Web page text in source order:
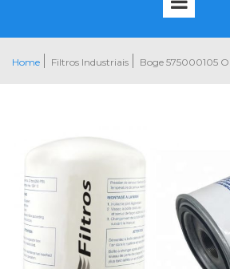
Home Filtros Industriais Boge 575000105